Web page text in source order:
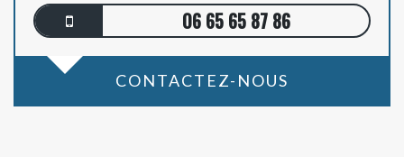
06 65 65 87 86
CONTACTEZ-NOUS